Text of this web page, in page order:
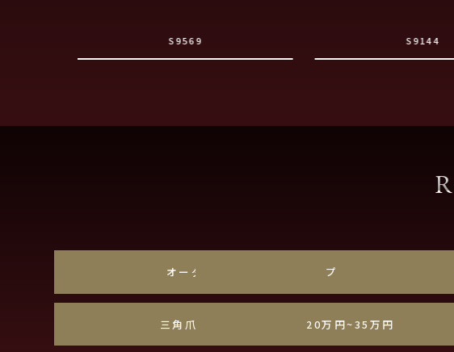
S9569 S9144
オーダーメイド プラチナ
三角爪・しずく爪 20万円~35万円